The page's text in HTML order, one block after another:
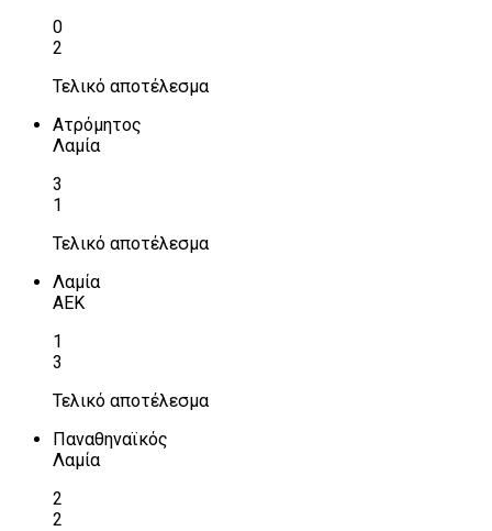
0
2
Τελικό αποτέλεσμα
Ατρόμητος
Λαμία
3
1
Τελικό αποτέλεσμα
Λαμία
ΑΕΚ
1
3
Τελικό αποτέλεσμα
Παναθηναϊκός
Λαμία
2
2